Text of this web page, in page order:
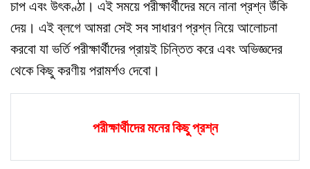
চাপ এবং উৎকণ্ঠা। এই সময়ে পরীক্ষার্থীদের মনে নানা প্রশ্ন উঁকি
দেয়। এই ব্লগে আমরা সেই সব সাধারণ প্রশ্ন নিয়ে আলোচনা
করবো যা ভর্তি পরীক্ষার্থীদের প্রায়ই চিন্তিত করে এবং অভিজ্ঞদের
থেকে কিছু করণীয় পরামর্শও দেবো।
পরীক্ষার্থীদের মনের কিছু প্রশ্ন